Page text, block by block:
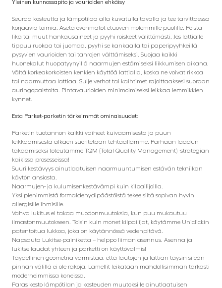
Yleinen kunnossapito ja vaurioiden ehkäisy
Seuraa kosteutta ja lämpötilaa alla kuvatulla tavalla ja tee tarvittaessa
korjaavia toimia. Aseta ovenmatot etuoven molemmille puolille. Poista
lika tai muut hankausaineet ja pyyhi roiskeet välittömästi. Jos lattialle
tippuu ruokaa tai juomaa, pyyhi se kankaalla tai paperipyyhkeillä
pysyvien vaurioiden tai tahrojen välttämiseksi. Suojaa kaikki
huonekalut huopatyynyillä naarmujen estämiseksi liikkumisen aikana.
Vältä korkeakorkoisten kenkien käyttöä lattialla, koska ne voivat rikkoa
tai naarmuttaa lattiaa. Sulje verhot tai kaihtimet rajoittaaksesi suoraan
auringopaistolta. Pintavaurioiden minimoimiseksi leikkaa lemmikkien
kynnet.
Esta Parket-parketin tärkeimmät ominaisuudet:
Parketin tuotannon kaikki vaiheet kuivaamisesta ja puun
leikkaamisesta alkaen suoritetaan tehtaallamme. Parhaan laadun
takaamiseksi toteutamme TQM (Total Quality Management) -strategian
kaikissa prosesseissa!
Suuri kestävyys ainutlaatuisen naarmuuntumisen estävän tekniikan
käytön ansiosta.
Naarmujen- ja kulumisenkestävämpi kuin kilpailijoilla.
Yksi pienimmistä formaldehydipäästöistä tekee siitä sopivan hyvin
allergisille ihmisille.
Vahva lukitus ei takaa muodonmuutoksia, kun puu mukautuu
ilmastonmuutokseen. Toisin kuin monet kilpailijat, käytämme Uniclickin
patentoitua lukkoa, joka on käytännössä vedenpitävä.
Napsauta Lukitse-painiketta – helppo liiman asennus. Asenna ja
lukitse laudat yhteen ja parketti on käyttövalmis!
Täydellinen geometria varmistaa, että lautojen ja lattian täysin sileän
pinnan välillä ei ole rakoja. Lamellit leikataan mahdollisimman tarkasti
moderneimmissa koneissa.
Paras kesto lämpötilan ja kosteuden muutoksille ainutlaatuisen